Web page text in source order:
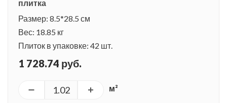
плитка
Размер: 8.5*28.5 см
Вес: 18.85 кг
Плиток в упаковке: 42 шт.
1 728.74 руб.
м²